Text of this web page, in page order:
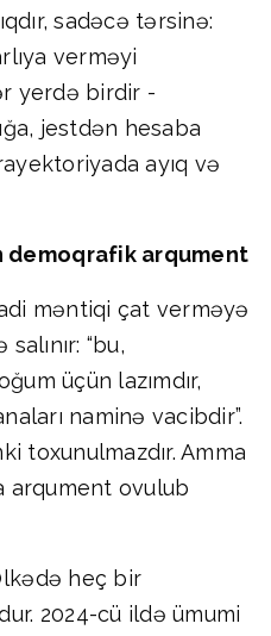
sadəcə tərsinə:
verməyi
yerdə birdir -
jestdən hesaba
ayıq və
demoqrafik arqument
məntiqi çat verməyə
“bu,
üçün lazımdır,
naminə vacibdir”.
toxunulmazdır. Amma
arqument ovulub
heç bir
2024-cü ildə ümumi